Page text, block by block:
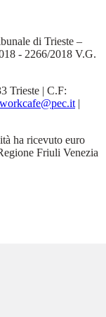
di Trieste –
- 2266/2018 V.G.
Trieste | C.F:
|
ha ricevuto euro
Friuli Venezia